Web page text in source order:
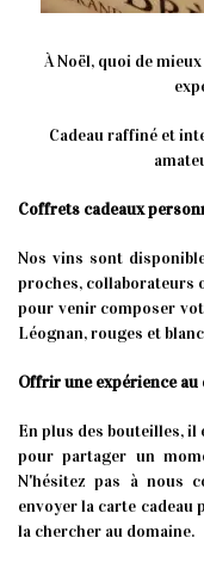
À Noël, quoi de
Cadeau raffiné et
Coffrets cadeaux
Nos vins sont
proches, collaborateurs
pour venir composer
Léognan, rouges et
Offrir une expérience au
En plus des bouteilles, il
pour partager un
N'hésitez pas à nous
envoyer la carte cadeau
la chercher au domaine.